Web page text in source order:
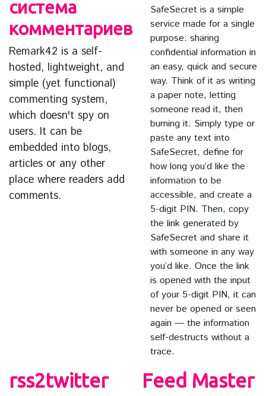
система
комментариев
Remark42 is a self-
hosted, lightweight, and
simple (yet functional)
commenting system,
which doesn't spy on
users. It can be
embedded into blogs,
articles or any other
place where readers add
comments.
SafeSecret is a simple
service made for a single
purpose: sharing
confidential information in
an easy, quick and secure
way. Think of it as writing
a paper note, letting
someone read it, then
burning it. Simply type or
paste any text into
SafeSecret, define for
how long you’d like the
information to be
accessible, and create a
5-digit PIN. Then, copy
the link generated by
SafeSecret and share it
with someone in any way
you’d like. Once the link
is opened with the input
of your 5-digit PIN, it can
never be opened or seen
again — the information
self-destructs without a
trace.
rss2twitter Feed Master